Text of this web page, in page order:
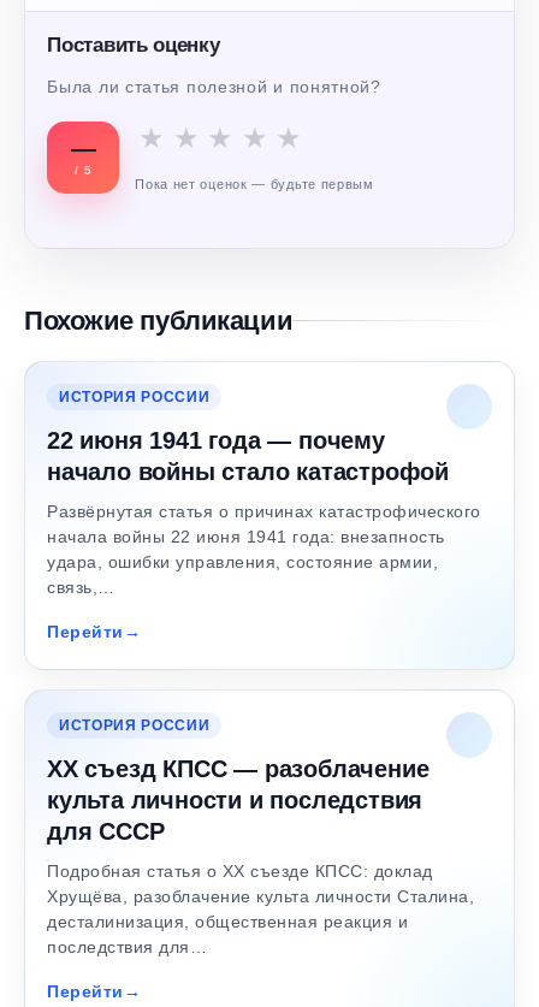
Поставить оценку
Была ли статья полезной и понятной?
—
/ 5
★ ★ ★ ★ ★
Пока нет оценок — будьте первым
Похожие публикации
ИСТОРИЯ РОССИИ
22 июня 1941 года — почему
начало войны стало катастрофой
Развёрнутая статья о причинах катастрофического
начала войны 22 июня 1941 года: внезапность
удара, ошибки управления, состояние армии,
связь,…
Перейти
ИСТОРИЯ РОССИИ
XX съезд КПСС — разоблачение
культа личности и последствия
для СССР
Подробная статья о XX съезде КПСС: доклад
Хрущёва, разоблачение культа личности Сталина,
десталинизация, общественная реакция и
последствия для…
Перейти